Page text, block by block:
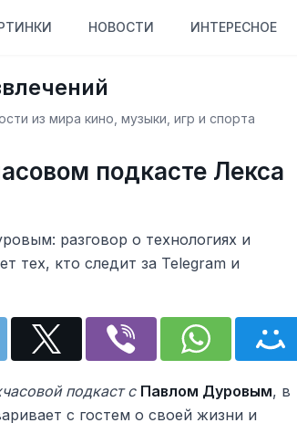
НОВОСТИ ИНТЕРЕСНОЕ
из мира кино, музыки, игр и спорта
подкасте Лекса
разговор о технологиях и
тех, кто следит за Telegram и
подкаст с Павлом Дуровым, в
с гостем о своей жизни и